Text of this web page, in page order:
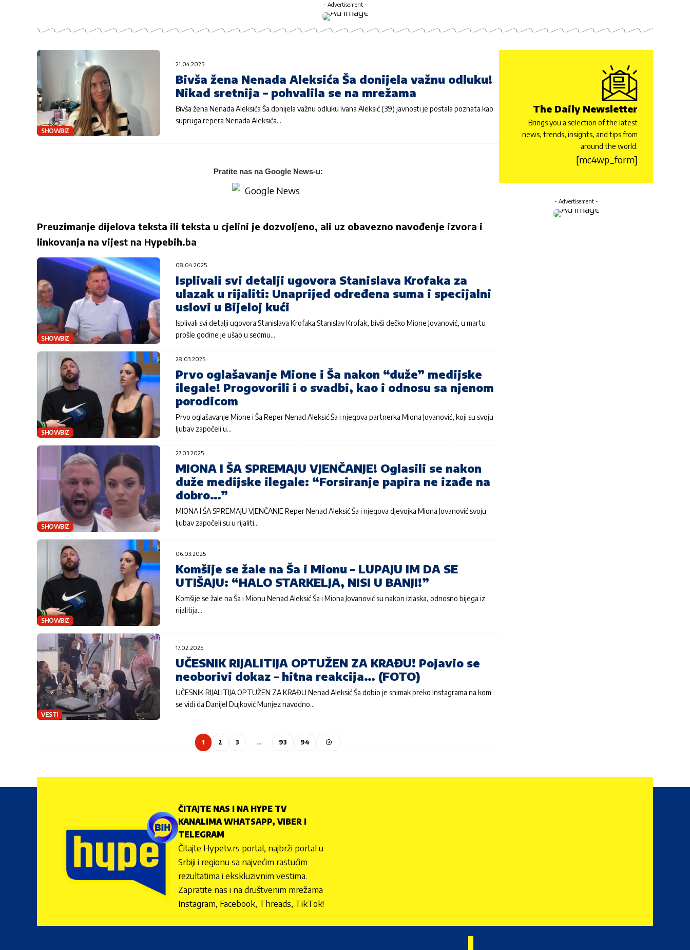
- Advertisement -
SHOWBIZ
21.04.2025
Bivša žena Nenada Aleksića Ša donijela važnu odluku!
Nikad sretnija – pohvalila se na mrežama
Bivša žena Nenada Aleksića Ša donijela važnu odluku Ivana Aleksić (39) javnosti je postala poznata kao
supruga repera Nenada Aleksića…
Pratite nas na Google News-u:
Preuzimanje dijelova teksta ili teksta u cjelini je dozvoljeno, ali uz obavezno navođenje izvora i
linkovanja na vijest na Hypebih.ba
SHOWBIZ
08.04.2025
Isplivali svi detalji ugovora Stanislava Krofaka za
ulazak u rijaliti: Unaprijed određena suma i specijalni
uslovi u Bijeloj kući
Isplivali svi detalji ugovora Stanislava Krofaka Stanislav Krofak, bivši dečko Mione Jovanović, u martu
prošle godine je ušao u sedmu…
SHOWBIZ
28.03.2025
Prvo oglašavanje Mione i Ša nakon “duže” medijske
ilegale! Progovorili i o svadbi, kao i odnosu sa njenom
porodicom
Prvo oglašavanje Mione i Ša Reper Nenad Aleksić Ša i njegova partnerka Miona Jovanović, koji su svoju
ljubav započeli u…
SHOWBIZ
27.03.2025
MIONA I ŠA SPREMAJU VJENČANJE! Oglasili se nakon
duže medijske ilegale: “Forsiranje papira ne izađe na
dobro…”
MIONA I ŠA SPREMAJU VJENČANJE Reper Nenad Aleksić Ša i njegova djevojka Miona Jovanović svoju
ljubav započeli su u rijaliti…
SHOWBIZ
06.03.2025
Komšije se žale na Ša i Mionu – LUPAJU IM DA SE
UTIŠAJU: “HALO STARKELJA, NISI U BANJI!”
Komšije se žale na Ša i Mionu Nenad Aleksić Ša i Miona Jovanović su nakon izlaska, odnosno bijega iz
rijalitija…
VESTI
17.02.2025
UČESNIK RIJALITIJA OPTUŽEN ZA KRAĐU! Pojavio se
neoborivi dokaz – hitna reakcija… (FOTO)
UČESNIK RIJALITIJA OPTUŽEN ZA KRAĐU Nenad Aleksić Ša dobio je snimak preko Instagrama na kom
se vidi da Danijel Dujković Munjez navodno…
1 2 3 … 93 94
The Daily Newsletter
Brings you a selection of the latest
news, trends, insights, and tips from
around the world.
[mc4wp_form]
- Advertisement -
ČITAJTE NAS I NA HYPE TV
KANALIMA WHATSAPP, VIBER I
TELEGRAM
Čitajte Hypetv.rs portal, najbrži portal u
Srbiji i regionu sa najvećim rastućim
rezultatima i ekskluzivnim vestima.
Zapratite nas i na društvenim mrežama
Instagram, Facebook, Threads, TikTok!